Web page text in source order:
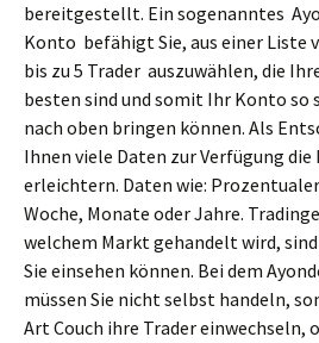
bereitgestellt. Ein sogenanntes
Konto befähigt Sie, aus einer Liste
bis zu 5 Trader auszuwählen, die
besten sind und somit Ihr Konto so
nach oben bringen können. Als
Ihnen viele Daten zur Verfügung die
erleichtern. Daten wie:
Woche, Monate oder Jahre.
welchem Markt gehandelt wird,
Sie einsehen können. Bei dem
müssen Sie nicht selbst handeln,
Art Couch ihre Trader einwechseln,